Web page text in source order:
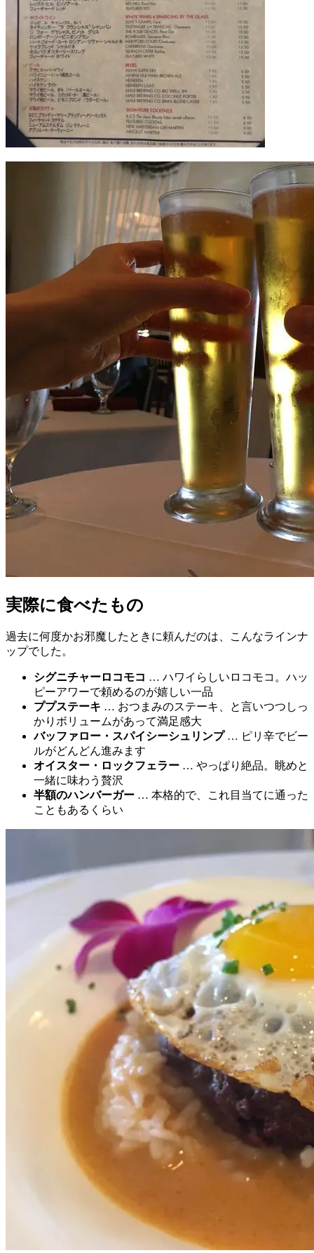
実際に食べたもの
過去に何度かお邪魔したときに頼んだのは、こんなラインナ
ップでした。
シグニチャーロコモコ … ハワイらしいロコモコ。ハッ
ピーアワーで頼めるのが嬉しい一品
ププステーキ … おつまみのステーキ、と言いつつしっ
かりボリュームがあって満足感大
バッファロー・スパイシーシュリンプ… ピリ辛でビー
ルがどんどん進みます
オイスター・ロックフェラー … やっぱり絶品。眺めと
一緒に味わう贅沢
半額のハンバーガー … 本格的で、これ目当てに通った
こともあるくらい